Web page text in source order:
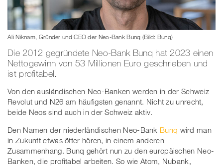
Ali Niknam, Gründer und CEO der Neo-Bank Bunq (Bild: Bunq)
Die 2012 gegründete Neo-Bank Bunq hat 2023 einen
Nettogewinn von 53 Millionen Euro geschrieben und
ist profitabel.
Von den ausländischen Neo-Banken werden in der Schweiz
Revolut und N26 am häufigsten genannt. Nicht zu unrecht,
beide Neos sind auch in der Schweiz aktiv.
Den Namen der niederländischen Neo-Bank Bunq wird man
in Zukunft etwas öfter hören, in einem anderen
Zusammenhang. Bunq gehört nun zu den europäischen Neo-
Banken, die profitabel arbeiten. So wie Atom, Nubank,